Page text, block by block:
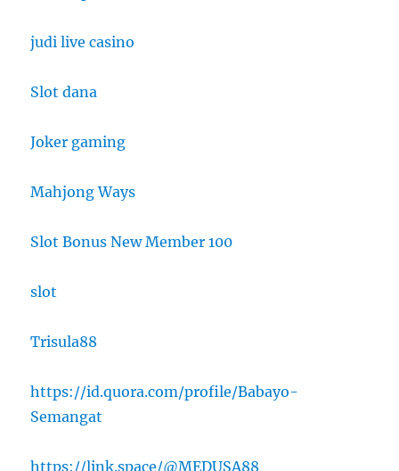
judi live casino
Slot dana
Joker gaming
Mahjong Ways
Slot Bonus New Member 100
slot
Trisula88
https://id.quora.com/profile/Babayo-
Semangat
https://link.space/@MEDUSA88